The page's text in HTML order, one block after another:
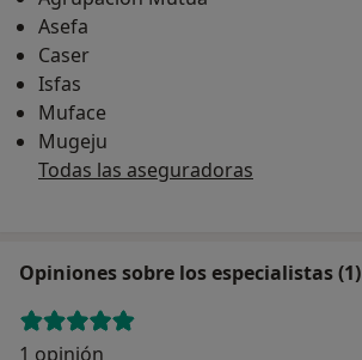
Asefa
Caser
Isfas
Muface
Mugeju
Todas las aseguradoras
Opiniones sobre los especialistas (1)
1 opinión